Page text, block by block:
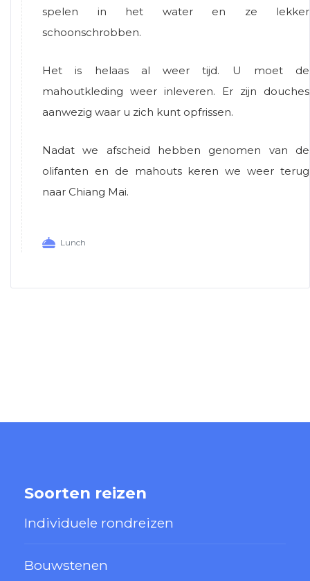
spelen in het water en ze lekker
schoonschrobben.
Het is helaas al weer tijd. U moet de
mahoutkleding weer inleveren. Er zijn douches
aanwezig waar u zich kunt opfrissen.
Nadat we afscheid hebben genomen van de
olifanten en de mahouts keren we weer terug
naar Chiang Mai.
Lunch
Soorten reizen
Individuele rondreizen
Bouwstenen